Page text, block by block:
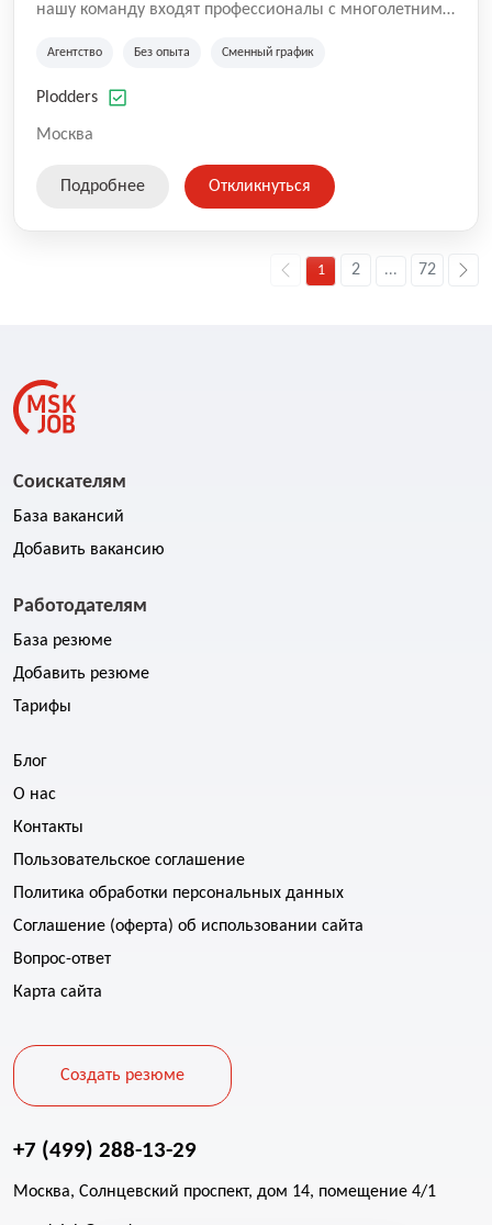
нашу команду входят профессионалы с многолетним
на рынке аутсорсинга, а накопленный опыт позволяют
оказываемых услуг.
Агентство Без опыта Сменный график
Plodders
Москва
Подробнее Откликнуться
1 2 ... 72
Соискателям
База вакансий
Добавить вакансию
Работодателям
База резюме
Добавить резюме
Тарифы
Блог
О нас
Контакты
Пользовательское соглашение
Политика обработки персональных данных
Соглашение (оферта) об использовании сайта
Вопрос-ответ
Карта сайта
Создать резюме
+7 (499) 288-13-29
Москва, Солнцевский проспект, дом 14, помещение 4/1